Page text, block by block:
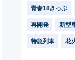
青春18きっぷ
再開発 新型
特急列車 花